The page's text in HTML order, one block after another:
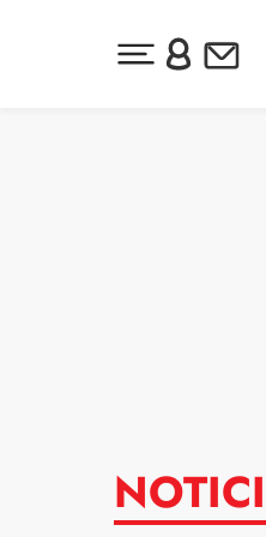
Desplegar
Inicia